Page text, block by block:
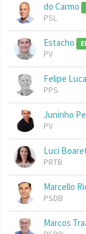
do Carmo
PSL
Estacho
PV
Felipe
PPS
Juninho
PV
Luci
PRTB
Marcello
PSDB
Marcos